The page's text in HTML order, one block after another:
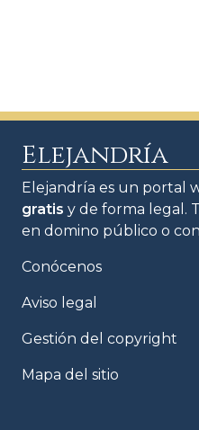
Elejandría
Elejandría es un portal
gratis y de forma legal.
en domino público o
Conócenos
Aviso legal
Gestión del copyright
Mapa del sitio